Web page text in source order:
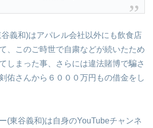
義和)はアパレル会社以外にも飲食店
、このご時世で自粛などが続いたため
しまった事、さらには違法賭博で騙さ
佑さんから６０００万円もの借金をし
(東谷義和)は自身のYouTubeチャンネ